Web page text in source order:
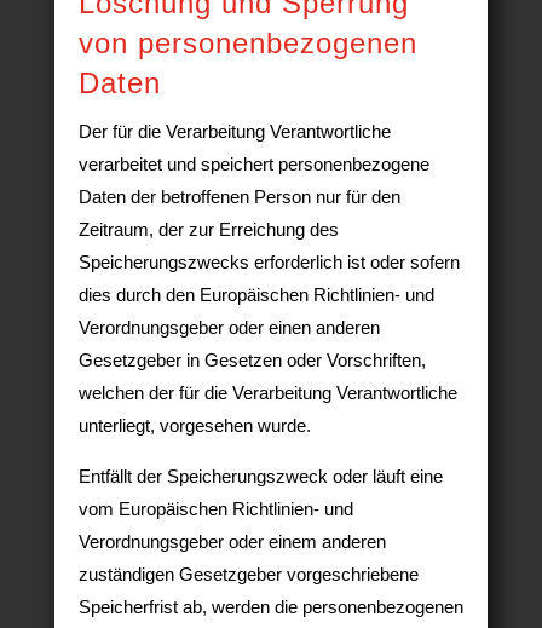
von personenbezogenen
Daten
Der für die Verarbeitung Verantwortliche
verarbeitet und speichert personenbezogene
Daten der betroffenen Person nur für den
Zeitraum, der zur Erreichung des
Speicherungszwecks erforderlich ist oder sofern
dies durch den Europäischen Richtlinien- und
Verordnungsgeber oder einen anderen
Gesetzgeber in Gesetzen oder Vorschriften,
welchen der für die Verarbeitung Verantwortliche
unterliegt, vorgesehen wurde.
Entfällt der Speicherungszweck oder läuft eine
vom Europäischen Richtlinien- und
Verordnungsgeber oder einem anderen
zuständigen Gesetzgeber vorgeschriebene
Speicherfrist ab, werden die personenbezogenen